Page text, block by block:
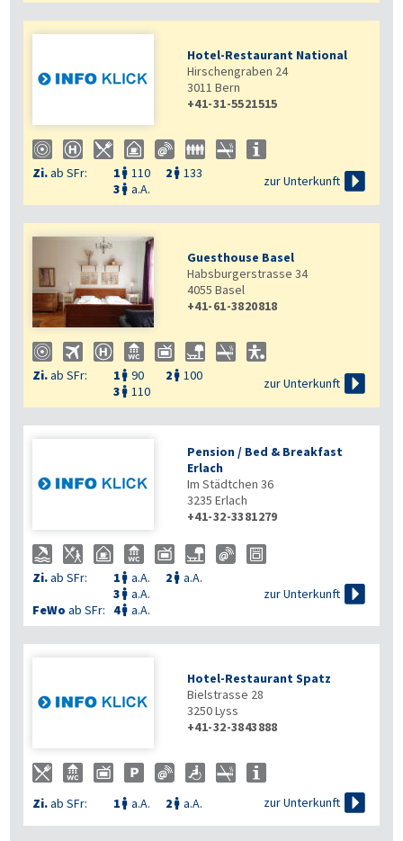
Hotel-Restaurant National
Hirschengraben 24
3011 Bern
+41-31-5521515
Zi.ab SFr: 1  110 2  133
3  a.A.
zur Unterkunft 
Guesthouse Basel
Habsburgerstrasse 34
4055 Basel
+41-61-3820818
Zi.ab SFr: 1  90 2  100
3  110
zur Unterkunft 
Pension / Bed & Breakfast
Erlach
Im Städtchen 36
3235 Erlach
+41-32-3381279
Zi.ab SFr: 1  a.A. 2  a.A.
3  a.A.
FeWo ab SFr: 4 a.A.
zur Unterkunft 
Hotel-Restaurant Spatz
Bielstrasse 28
3250Lyss
+41-32-3843888
Zi.ab SFr: 1  a.A. 2  a.A. zur Unterkunft 